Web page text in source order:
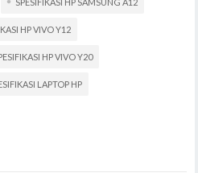
HP VIVO Y12
HP VIVO Y20
LAPTOP HP